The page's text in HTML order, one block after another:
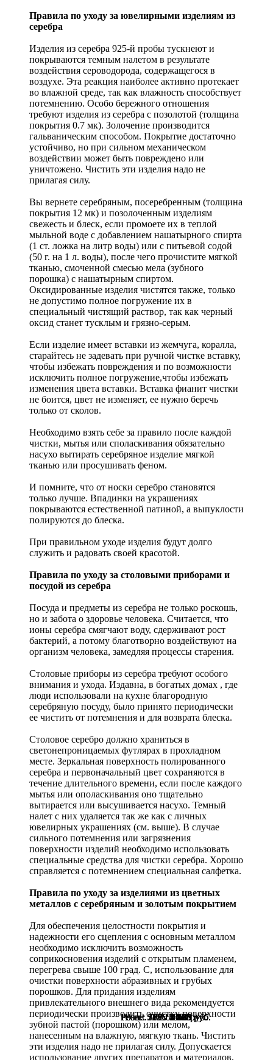
Розн.:3850 2 888руб.
Розн.:5100 3 825руб.
Розн.:5790 4 343руб.
Розн.:1150 863руб.
Розн.:1630 1 223руб.
Розн.:2930 2 198руб.
Розн.:1150 863руб.
Правила по уходу за ювелирными изделиям из
серебра
Изделия из серебра 925-й пробы тускнеют и
покрываются темным налетом в результате
воздействия сероводорода, содержащегося в
воздухе. Эта реакция наиболее активно протекает
во влажной среде, так как влажность способствует
потемнению. Особо бережного отношения
требуют изделия из серебра с позолотой (толщина
покрытия 0.7 мк). Золочение производится
гальваническим способом. Покрытие достаточно
устойчиво, но при сильном механическом
воздействии может быть повреждено или
уничтожено. Чистить эти изделия надо не
прилагая силу.
Вы вернете серебряным, посеребренным (толщина
покрытия 12 мк) и позолоченным изделиям
свежесть и блеск, если промоете их в теплой
мыльной воде с добавлением нашатырного спирта
(1 ст. ложка на литр воды) или с питьевой содой
(50 г. на 1 л. воды), после чего прочистите мягкой
тканью, смоченной смесью мела (зубного
порошка) с нашатырным спиртом.
Оксидированные изделия чистятся также, только
не допустимо полное погружение их в
специальный чистящий раствор, так как черный
оксид станет тусклым и грязно-серым.
Если изделие имеет вставки из жемчуга, коралла,
старайтесь не задевать при ручной чистке вставку,
чтобы избежать повреждения и по возможности
исключить полное погружение,чтобы избежать
изменения цвета вставки. Вставка фианит чистки
не боится, цвет не изменяет, ее нужно беречь
только от сколов.
Необходимо взять себе за правило после каждой
чистки, мытья или споласкивания обязательно
насухо вытирать серебряное изделие мягкой
тканью или просушивать феном.
И помните, что от носки серебро становятся
только лучше. Впадинки на украшениях
покрываются естественной патиной, а выпуклости
полируются до блеска.
При правильном уходе изделия будут долго
служить и радовать своей красотой.
Правила по уходу за столовыми приборами и
посудой из серебра
Посуда и предметы из серебра не только роскошь,
но и забота о здоровье человека. Считается, что
ионы серебра смягчают воду, сдерживают рост
бактерий, а потому благотворно воздействуют на
организм человека, замедляя процессы старения.
Столовые приборы из серебра требуют особого
внимания и ухода. Издавна, в богатых домах , где
люди использовали на кухне благородную
серебряную посуду, было принято периодически
ее чистить от потемнения и для возврата блеска.
Столовое серебро должно храниться в
светонепроницаемых футлярах в прохладном
месте. Зеркальная поверхность полированного
серебра и первоначальный цвет сохраняются в
течение длительного времени, если после каждого
мытья или ополаскивания оно тщательно
вытирается или высушивается насухо. Темный
налет с них удаляется так же как с личных
ювелирных украшениях (см. выше). В случае
сильного потемнения или загрязнения
поверхности изделий необходимо использовать
специальные средства для чистки серебра. Хорошо
справляется с потемнением специальная салфетка.
Правила по уходу за изделиями из цветных
металлов с серебряным и золотым покрытием
Для обеспечения целостности покрытия и
надежности его сцепления с основным металлом
необходимо исключить возможность
соприкосновения изделий с открытым пламенем,
перегрева свыше 100 град. С, использование для
очистки поверхности абразивных и грубых
порошков. Для придания изделиям
привлекательного внешнего вида рекомендуется
периодически производить очистку поверхности
зубной пастой (порошком) или мелом,
нанесенным на влажную, мягкую ткань. Чистить
эти изделия надо не прилагая силу. Допускается
использование других препаратов и материалов,
Розн.:1510 1 133руб.
Розн.:3080 1 386руб.